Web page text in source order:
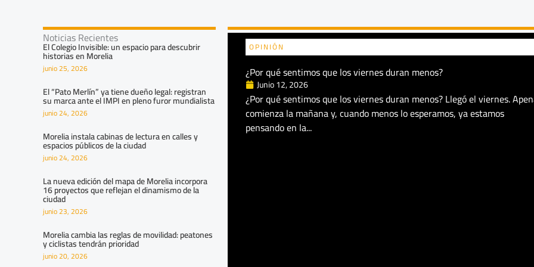
Noticias Recientes
El Colegio Invisible: un espacio para descubrir
historias en Morelia
junio 25, 2026
El “Pato Merlín” ya tiene dueño legal: registran
su marca ante el IMPI en pleno furor mundialista
junio 24, 2026
Morelia instala cabinas de lectura en calles y
espacios públicos de la ciudad
junio 24, 2026
La nueva edición del mapa de Morelia incorpora
16 proyectos que reflejan el dinamismo de la
ciudad
junio 23, 2026
Morelia cambia las reglas de movilidad: peatones
y ciclistas tendrán prioridad
junio 20, 2026
OPINIÓN
¿Por qué sentimos que los viernes duran menos?
Junio 12, 2026
¿Por qué sentimos que los viernes duran menos? Llegó el viernes.
comienza la mañana y, cuando menos lo esperamos, ya estamos
pensando en la...